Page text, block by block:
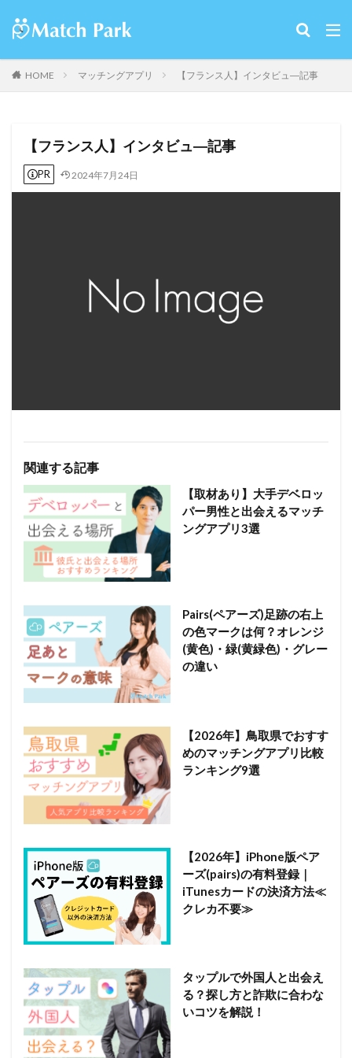
HOME マッチングアプリ 【フランス人】インタビュ―記事
【フランス人】インタビュ―記事
PR 2024年7月24日
関連する記事
【取材あり】大手デベロッ
パー男性と出会えるマッチ
ングアプリ3選
Pairs(ペアーズ)足跡の右上
の色マークは何？オレンジ
(黄色)・緑(黄緑色)・グレー
の違い
【2026年】鳥取県でおすす
めのマッチングアプリ比較
ランキング9選
【2026年】iPhone版ペア
ーズ(pairs)の有料登録｜
iTunesカードの決済方法≪
クレカ不要≫
タップルで外国人と出会え
る？探し方と詐欺に合わな
いコツを解説！